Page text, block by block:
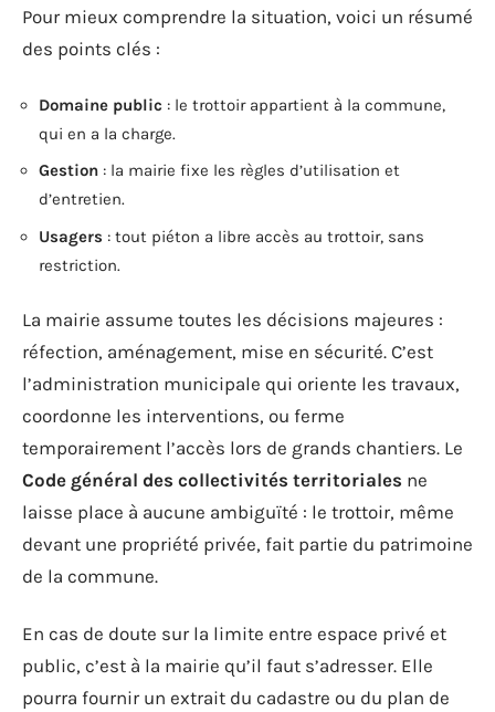
Pour mieux comprendre la situation, voici un résumé
des points clés :
Domaine public : le trottoir appartient à la commune,
qui en a la charge.
Gestion : la mairie fixe les règles d’utilisation et
d’entretien.
Usagers : tout piéton a libre accès au trottoir, sans
restriction.
La mairie assume toutes les décisions majeures :
réfection, aménagement, mise en sécurité. C’est
l’administration municipale qui oriente les travaux,
coordonne les interventions, ou ferme
temporairement l’accès lors de grands chantiers. Le
Code général des collectivités territoriales ne
laisse place à aucune ambiguïté : le trottoir, même
devant une propriété privée, fait partie du patrimoine
de la commune.
En cas de doute sur la limite entre espace privé et
public, c’est à la mairie qu’il faut s’adresser. Elle
pourra fournir un extrait du cadastre ou du plan de